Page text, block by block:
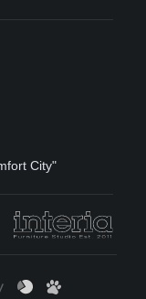
City"